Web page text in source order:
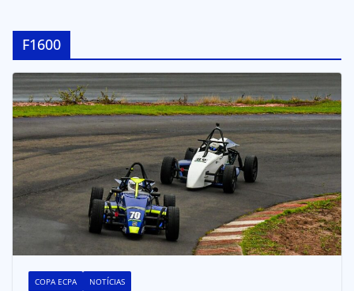
F1600
COPA ECPA NOTÍCIAS